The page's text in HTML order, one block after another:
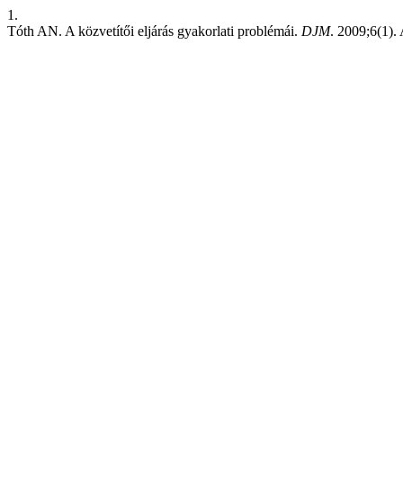
1.
Tóth AN. A közvetítői eljárás gyakorlati problémái. DJM. 2009;6(1).